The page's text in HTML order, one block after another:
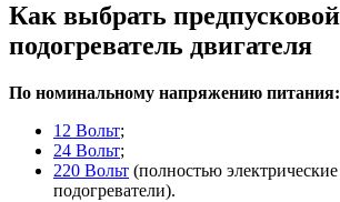
Как выбрать предпусковой
подогреватель двигателя
По номинальному напряжению питания:
12 Вольт;
24 Вольт;
220 Вольт (полностью
подогреватели).